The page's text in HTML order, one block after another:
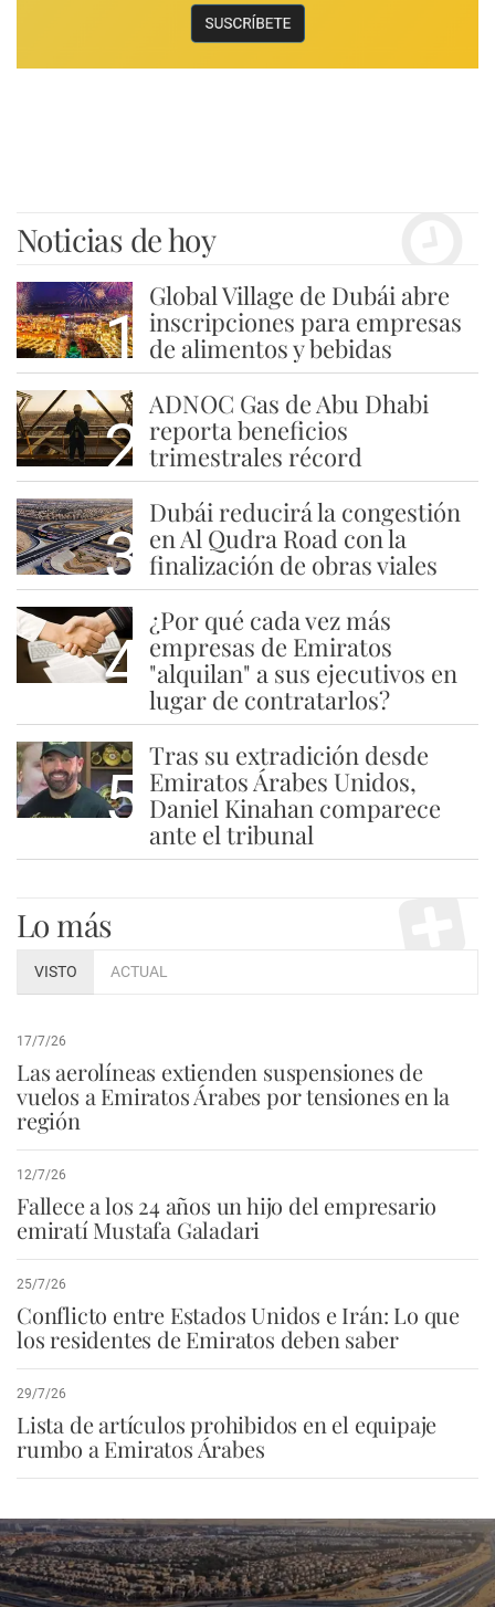
Noticias de hoy
1
Global Village de Dubái abre
inscripciones para empresas
de alimentos y bebidas
2
ADNOC Gas de Abu Dhabi
reporta beneficios
trimestrales récord
3
Dubái reducirá la congestión
en Al Qudra Road con la
finalización de obras viales
4
¿Por qué cada vez más
empresas de Emiratos
"alquilan" a sus ejecutivos en
lugar de contratarlos?
5
Tras su extradición desde
Emiratos Árabes Unidos,
Daniel Kinahan comparece
ante el tribunal
Lo más
VISTO ACTUAL
17/7/26
Las aerolíneas extienden suspensiones de
vuelos a Emiratos Árabes por tensiones en la
región
12/7/26
Fallece a los 24 años un hijo del empresario
emiratí Mustafa Galadari
25/7/26
Conflicto entre Estados Unidos e Irán: Lo que
los residentes de Emiratos deben saber
29/7/26
Lista de artículos prohibidos en el equipaje
rumbo a Emiratos Árabes